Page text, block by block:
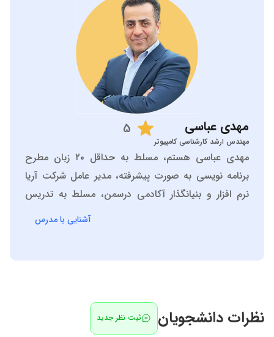
مهدی عباسی
مهندس ارشد کارشناسی کامپیوتر
5
مهدی عباسی هستم، مسلط به حداقل ۲۰ زبان مطرح
برنامه نویسی به صورت پیشرفته، مدیر عامل شرکت آریا
نرم افزار و بنیانگذار آکادمی درسمن، مسلط به تدریس
دروس تخصصی کاردانی و کارشناسی کامپیوتر، پایگاه داده
آشنایی با مدرس
نظرات دانشجویان ثبت نظر جدید